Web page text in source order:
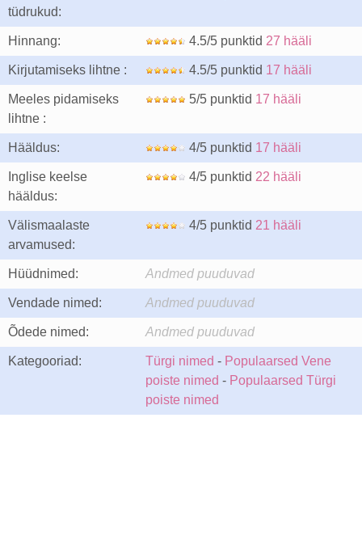
tüdrukud:
Hinnang: 4.5/5 punktid 27 hääli
Kirjutamiseks lihtne : 4.5/5 punktid 17 hääli
Meeles pidamiseks
lihtne :
5/5 punktid 17 hääli
Hääldus: 4/5 punktid 17 hääli
Inglise keelse
hääldus:
4/5 punktid 22 hääli
Välismaalaste
arvamused:
4/5 punktid 21 hääli
Hüüdnimed: Andmed puuduvad
Vendade nimed: Andmed puuduvad
Õdede nimed: Andmed puuduvad
Kategooriad: Türgi nimed - Populaarsed Vene
poiste nimed - Populaarsed Türgi
poiste nimed